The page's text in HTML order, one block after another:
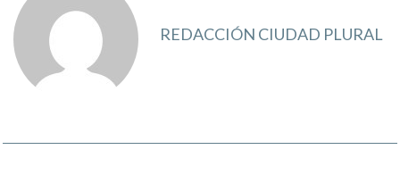
REDACCIÓN CIUDAD PLURAL